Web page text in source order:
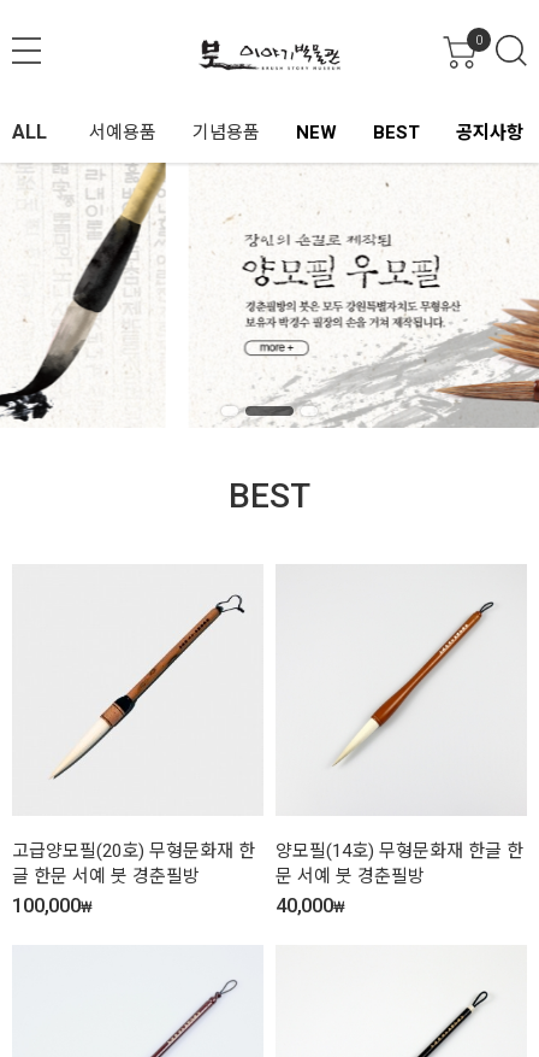
0
ALL 서예용품 기념용품 NEW BEST 공지사항
BEST
고급양모필(20호) 무형문화재 한
글 한문 서예 붓 경춘필방
100,000₩
양모필(14호) 무형문화재 한글 한
문 서예 붓 경춘필방
40,000₩